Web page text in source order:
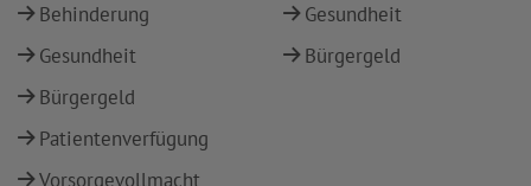
Behinderung
Gesundheit
Bürgergeld
Patientenverfügung
Vorsorgevollmacht
Gesundheit
Bürgergeld